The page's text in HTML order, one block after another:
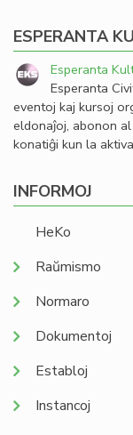
ESPERANTA
Esperanta
Esperanta
eventoj kaj kursoj
eldonaĵoj, abonon
konatiĝi kun la
INFORMOJ
HeKo
Raŭmismo
Normaro
Dokumentoj
Establoj
Instancoj